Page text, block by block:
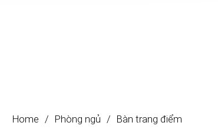
Home / Phòng ngủ / Bàn trang điểm